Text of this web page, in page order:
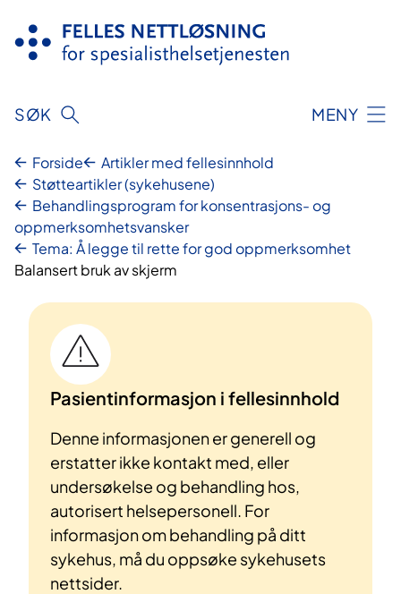
innhold
SØK MENY
Forside
Artikler med fellesinnhold
Støtteartikler (sykehusene)
Behandlingsprogram for konsentrasjons- og
oppmerksomhetsvansker
Tema: Å legge til rette for god oppmerksomhet
Balansert bruk av skjerm
Pasientinformasjon i fellesinnhold
Denne informasjonen er generell og
erstatter ikke kontakt med, eller
undersøkelse og behandling hos,
autorisert helsepersonell. For
informasjon om behandling på ditt
sykehus, må du oppsøke sykehusets
nettsider.